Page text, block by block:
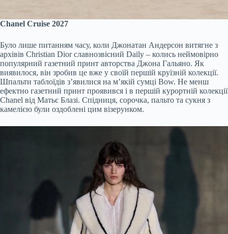
Chanel Cruise 2027
Було лише питанням часу, коли Джонатан Андерсон витягне з
архівів Christian Dior славнозвісний Daily – колись неймовірно
популярний газетний принт авторства Джона Гальяно. Як
виявилося, він зробив це вже у своїй першій круїзній колекції.
Шпальти таблоїдів з’явилися на м’якій сумці Bow. Не менш
ефектно газетний принт проявився і в першій курортній колекції
Chanel від Матьє Блазі. Спідниця, сорочка, пальто та сукня з
камелією були оздоблені цим візерунком.